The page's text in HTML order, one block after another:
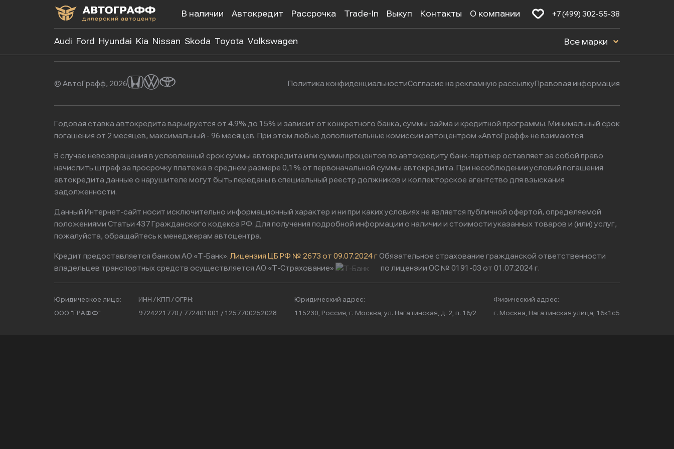
В наличии Автокредит Рассрочка Trade-In Выкуп Контакты О компании +7 (499) 302-55-38
Audi Ford Hyundai Kia Nissan Skoda Toyota Volkswagen Все марки
+7 (499) 302-55-38
Выходные: с 9:00 до 22:00
© АвтоГрафф, 2026 Политика конфиденциальностиСогласие на рекламную рассылкуПравовая информация
Годовая ставка автокредита варьируется от 4.9% до 15% и зависит от конкретного банка, суммы займа и кредитной программы. Минимальный срок
погашения от 2 месяцев, максимальный - 96 месяцев. При этом любые дополнительные комиссии автоцентром «АвтоГрафф» не взимаются.
В случае невозвращения в условленный срок суммы автокредита или суммы процентов по автокредиту банк-партнер оставляет за собой право
начислить штраф за просрочку платежа в среднем размере 0,1% от первоначальной суммы автокредита. При несоблюдении условий погашения
автокредита данные о нарушителе могут быть переданы в специальный реестр должников и коллекторское агентство для взыскания
задолженности.
Данный Интернет-сайт носит исключительно информационный характер и ни при каких условиях не является публичной офертой, определяемой
положениями Статьи 437 Гражданского кодекса РФ. Для получения подробной информации о наличии и стоимости указанных товаров и (или) услуг,
пожалуйста, обращайтесь к менеджерам автоцентра.
Кредит предоставляется банком АО «Т-Банк». Лицензия ЦБ РФ № 2673 от 09.07.2024 гОбязательное страхование гражданской ответственности
владельцев транспортных средств осуществляется АО «Т-Страхование»
по лицензии ОС № 0191-03 от 01.07.2024 г.
Юридическое лицо:
ООО "ГРАФФ"
ИНН / КПП / ОГРН:
9724221770 / 772401001 / 1257700252028
Юридический адрес:
115230, Россия, г. Москва, ул. Нагатинская, д. 2, п. 16/2
Физический адрес:
г. Москва, Нагатинская улица, 16к1с5